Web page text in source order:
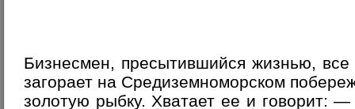
Бизнесмен, пресытившийся жизнью,
загорает на Средиземноморском
золотую рыбку. Хватает ее и говорит: